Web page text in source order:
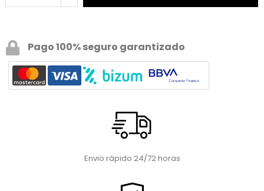
Pago 100% seguro garantizado
Envio rápido 24/72 horas